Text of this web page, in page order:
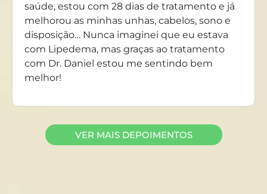
saúde, estou com 28 dias de tratamento e já
melhorou as minhas unhas, cabelos, sono e
disposição… Nunca imaginei que eu estava
com Lipedema, mas graças ao tratamento
com Dr. Daniel estou me sentindo bem
melhor!
VER MAIS DEPOIMENTOS